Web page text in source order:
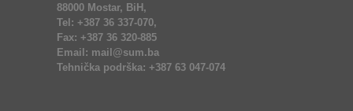
88000 Mostar, BiH,
Tel: +387 36 337-070,
Fax: +387 36 320-885
Email: mail@sum.ba
Tehnička podrška: +387 63 047-074